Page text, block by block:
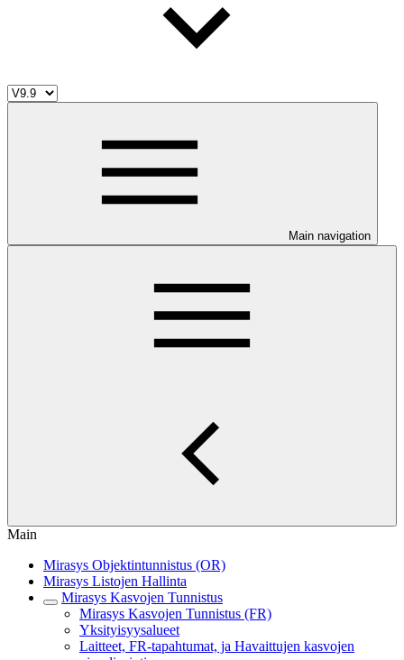
Main navigation
Main
Mirasys Objektintunnistus (OR)
Mirasys Listojen Hallinta
Mirasys Kasvojen Tunnistus
Mirasys Kasvojen Tunnistus (FR)
Yksityisyysalueet
Laitteet, FR-tapahtumat, ja Havaittujen kasvojen